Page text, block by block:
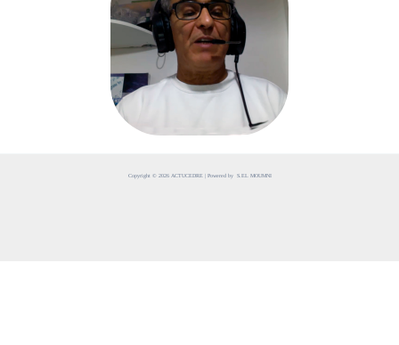
Copyright © 2026 ACTUCEDRE | Powered by S.EL MOUMNI